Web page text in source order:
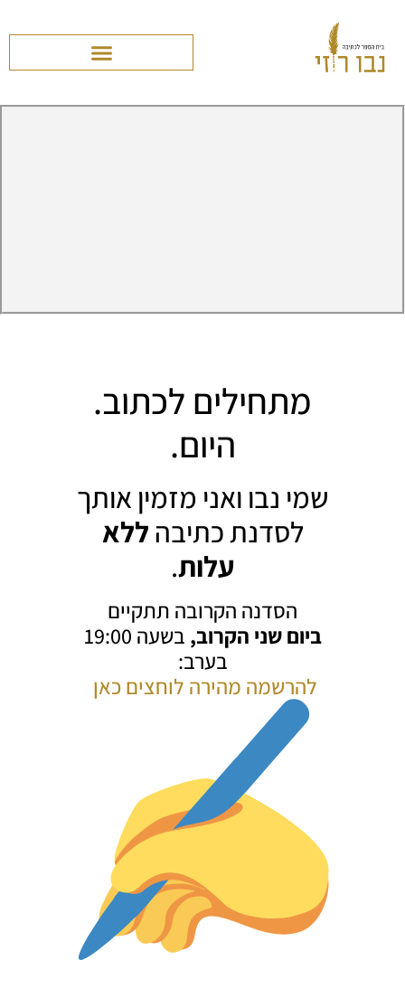
מתחילים לכתוב.
היום.
שמי נבו ואני מזמין אותך
לסדנת כתיבהללא
עלות.
הסדנה הקרובה תתקיים
ביום שני הקרוב,
בשעה 19:00
בערב:
להרשמה מהירה לוחצים כאן